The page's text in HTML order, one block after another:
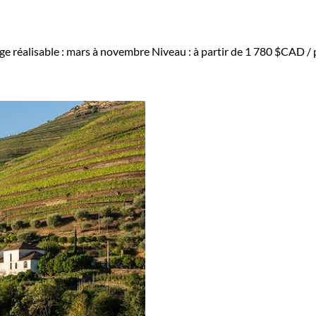
réalisable : mars à novembre Niveau : à partir de 1 780 $CAD /